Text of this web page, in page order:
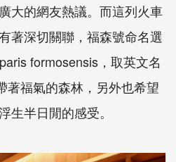
大的網友熱議。而這列火車
著深切關聯，福森號命名選
formosensis，取英文名
著福氣的森林，另外也希望
生半日閒的感受。